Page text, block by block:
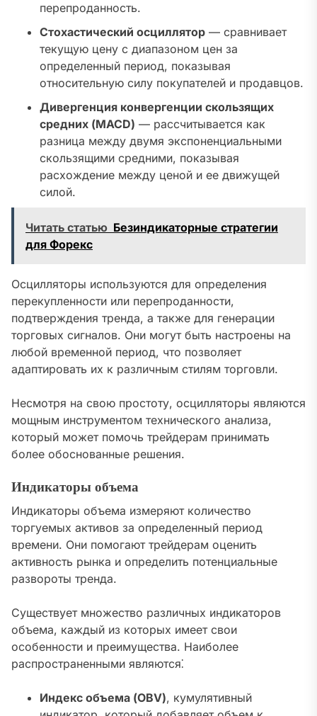
перепроданность.
Стохастический осциллятор — сравнивает
текущую цену с диапазоном цен за
определенный период, показывая
относительную силу покупателей и продавцов.
Дивергенция конвергенции скользящих
средних (MACD) — рассчитывается как
разница между двумя экспоненциальными
скользящими средними, показывая
расхождение между ценой и ее движущей
силой.
Читать статью Безиндикаторные стратегии
для Форекс
Осцилляторы используются для определения
перекупленности или перепроданности,
подтверждения тренда, а также для генерации
торговых сигналов. Они могут быть настроены на
любой временной период, что позволяет
адаптировать их к различным стилям торговли.
Несмотря на свою простоту, осцилляторы являются
мощным инструментом технического анализа,
который может помочь трейдерам принимать
более обоснованные решения.
Индикаторы объема
Индикаторы объема измеряют количество
торгуемых активов за определенный период
времени. Они помогают трейдерам оценить
активность рынка и определить потенциальные
развороты тренда.
Существует множество различных индикаторов
объема, каждый из которых имеет свои
особенности и преимущества. Наиболее
распространенными являются⁚
Индекс объема (OBV), кумулятивный